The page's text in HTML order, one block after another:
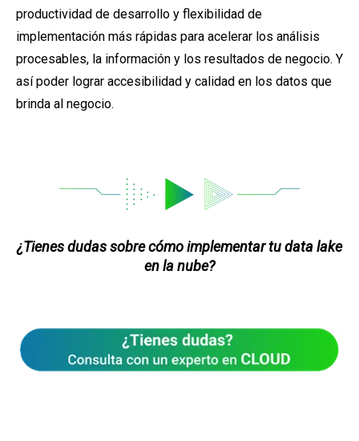
productividad de desarrollo y flexibilidad de
implementación más rápidas para acelerar los análisis
procesables, la información y los resultados de negocio. Y
así poder lograr accesibilidad y calidad en los datos que
brinda al negocio.
¿Tienes dudas sobre cómo implementar tu data lake
en la nube?